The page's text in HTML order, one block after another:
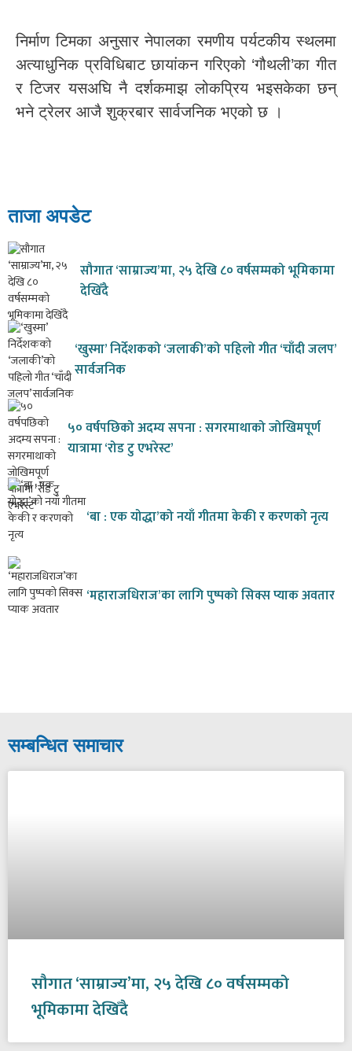
निर्माण टिमका अनुसार नेपालका रमणीय पर्यटकीय स्थलमा
अत्याधुनिक प्रविधिबाट छायांकन गरिएको ‘गौथली’का गीत
र टिजर यसअघि नै दर्शकमाझ लोकप्रिय भइसकेका छन्
भने ट्रेलर आजै शुक्रबार सार्वजनिक भएको छ ।
ताजा अपडेट
सौगात ‘साम्राज्य’मा, २५ देखि ८० वर्षसम्मको भूमिकामा
देखिँदै
‘खुस्मा’ निर्देशकको ‘जलाकी’को पहिलो गीत ‘चाँदी जलप’
सार्वजनिक
५० वर्षपछिको अदम्य सपना : सगरमाथाको जोखिमपूर्ण
यात्रामा ‘रोड टु एभरेस्ट’
‘बा : एक योद्धा’को नयाँ गीतमा केकी र करणको नृत्य
‘महाराजधिराज’का लागि पुष्पको सिक्स प्याक अवतार
सम्बन्धित समाचार
सौगात ‘साम्राज्य’मा, २५ देखि ८० वर्षसम्मको
भूमिकामा देखिँदै